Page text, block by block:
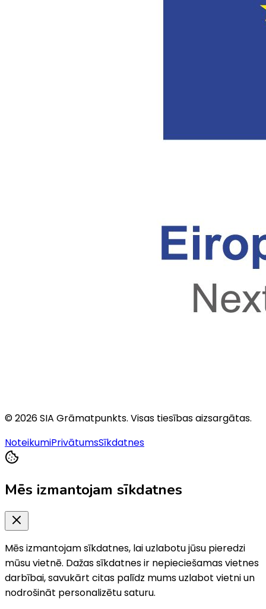
©2026SIA Grāmatpunkts. Visas tiesības aizsargātas.
NoteikumiPrivātumsSīkdatnes
Mēs izmantojam sīkdatnes
Mēs izmantojam sīkdatnes, lai uzlabotu jūsu pieredzi
mūsu vietnē. Dažas sīkdatnes ir nepieciešamas vietnes
darbībai, savukārt citas palīdz mums uzlabot vietni un
nodrošināt personalizētu saturu.